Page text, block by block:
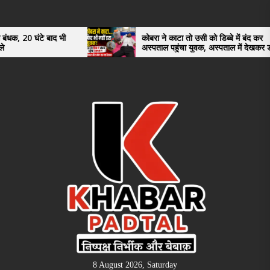
the
content
कोबरा ने काटा तो उसी को डिब्बे में बंद कर
अस्पताल पहुंचा युवक, अस्पताल में देखकर डॉक्टर
भी रह गए हैरान
8 August 2026, Saturday